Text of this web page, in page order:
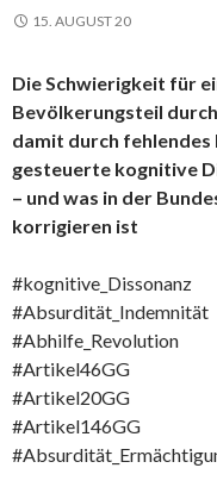
15. AUGUST 20
Die Schwierigkeit für
Bevölkerungsteil
damit durch
gesteuerte kognitive
– und was in der
korrigieren ist
#kognitive_Dissonanz
#Absurdität_Indemnität
#Abhilfe_Revolution
#Artikel46GG
#Artikel20GG
#Artikel146GG